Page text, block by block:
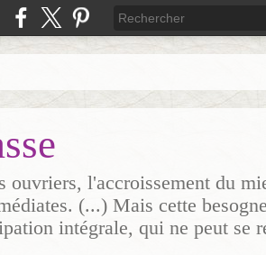
l'accroissement du
(...) Mais cette
intégrale, qui ne peut se